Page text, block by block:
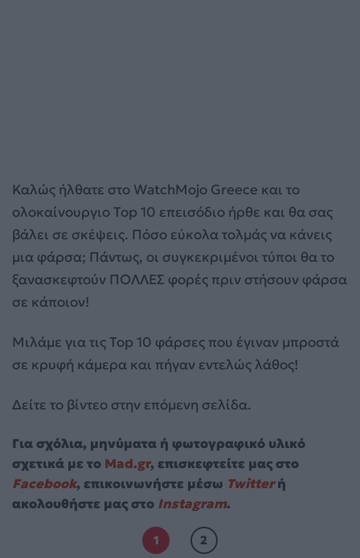
Καλώς ήλθατε στο WatchMojo Greece και το
ολοκαίνουργιο Top 10 επεισόδιο ήρθε και θα σας
βάλει σε σκέψεις. Πόσο εύκολα τολμάς να κάνεις
μια φάρσα; Πάντως, οι συγκεκριμένοι τύποι θα το
ξανασκεφτούν ΠΟΛΛΕΣ φορές πριν στήσουν φάρσα
σε κάποιον!
Μιλάμε για τις Top 10 φάρσες που έγιναν μπροστά
σε κρυφή κάμερα και πήγαν εντελώς λάθος!
Δείτε το βίντεο στην επόμενη σελίδα.
Για σχόλια, μηνύματα ή φωτογραφικό υλικό
σχετικά με το Mad.gr, επισκεφτείτε μας στο
Facebook, επικοινωνήστε μέσω Twitterή
ακολουθήστε μας στο Instagram.
1 2